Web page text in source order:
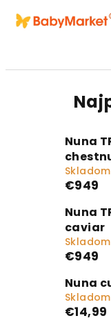
Nuna
€949
Nuna
caviar
€949
Nuna
€14,99